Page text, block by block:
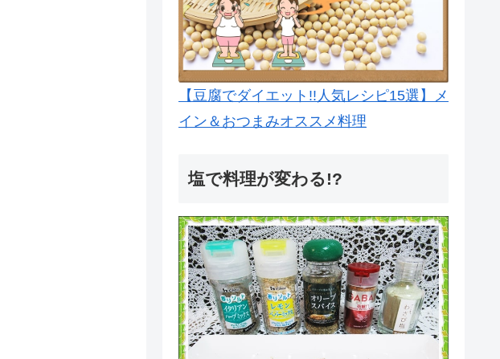
【豆腐でダイエット!!人気レシピ15選】メ
イン＆おつまみオススメ料理
塩で料理が変わる!?